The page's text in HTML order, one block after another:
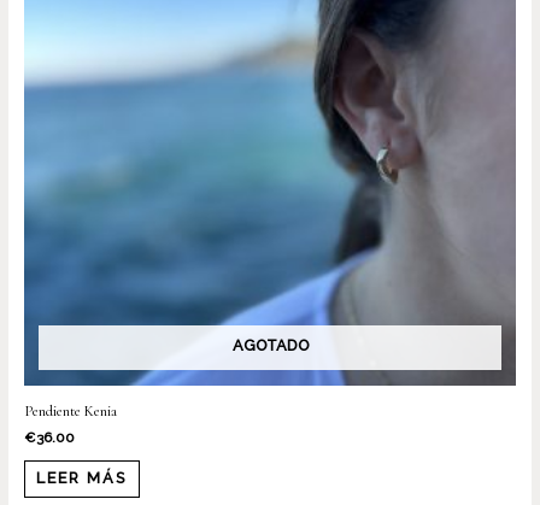
AGOTADO
Pendiente Kenia
€36.00
LEER MÁS